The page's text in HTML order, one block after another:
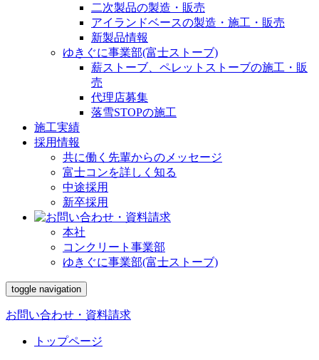
二次製品の製造・販売
アイランドベースの製造・施工・販売
新製品情報
ゆきぐに事業部(富士ストーブ)
薪ストーブ、ペレットストーブの施工・販
売
代理店募集
落雪STOPの施工
施工実績
採用情報
共に働く先輩からのメッセージ
富士コンを詳しく知る
中途採用
新卒採用
本社
コンクリート事業部
ゆきぐに事業部(富士ストーブ)
toggle navigation
お問い合わせ・資料請求
トップページ